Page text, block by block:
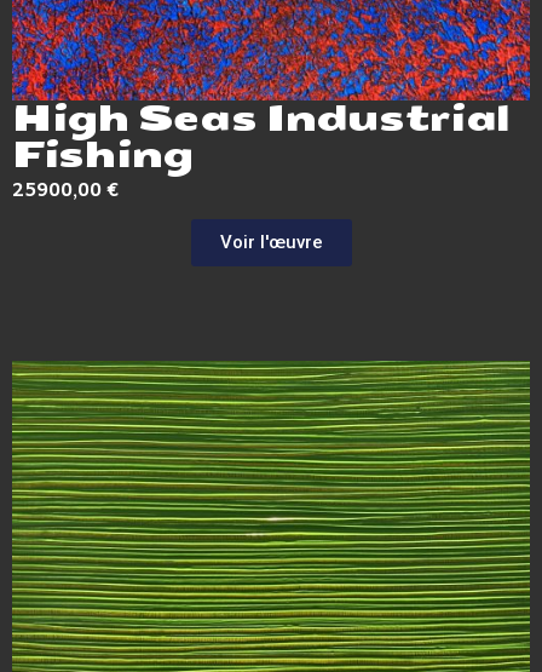
High Seas Industrial
Fishing
25900,00€
Voir l'œuvre